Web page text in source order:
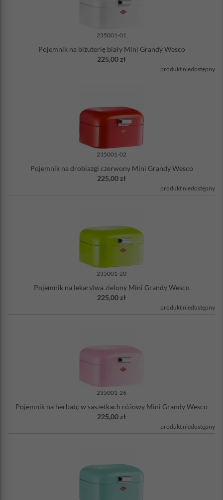
wysokość: 12 cm
stal malowana proszkowo
Nie można myć w zmywarce
Wyprodukowany w Niemczech
235001-01
Pojemnik na biżuterię biały Mini Grandy Wesco
225,00 zł
produkt niedostępny
235001-02
Pojemnik na drobiazgi czerwony Mini Grandy Wesco
225,00 zł
produkt niedostępny
235001-20
Pojemnik na lekarstwa zielony Mini Grandy Wesco
225,00 zł
produkt niedostępny
235001-26
Pojemnik na herbatę w saszetkach różowy Mini Grandy Wesco
225,00 zł
produkt niedostępny